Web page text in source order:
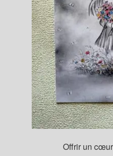
Offrir un